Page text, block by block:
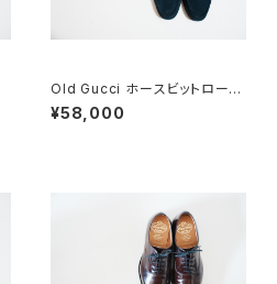
Old Gucci ホースビットローフ
ァー 36C Navy Suede
¥58,000